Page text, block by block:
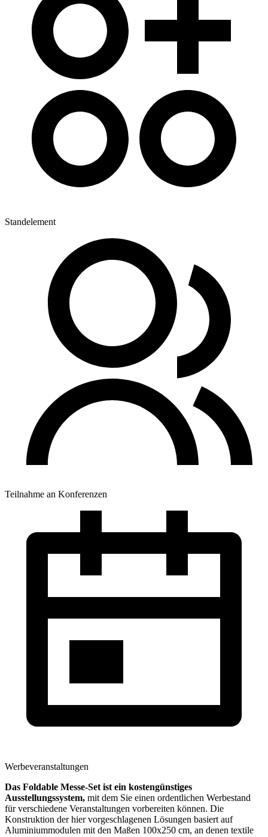
Standelement
Teilnahme an Konferenzen
Werbeveranstaltungen
Das Foldable Messe-Set ist ein kostengünstiges
Ausstellungssystem, mit dem Sie einen ordentlichen Werbestand
für verschiedene Veranstaltungen vorbereiten können. Die
Konstruktion der hier vorgeschlagenen Lösungen basiert auf
Aluminiummodulen mit den Maßen 100x250 cm, an denen textile